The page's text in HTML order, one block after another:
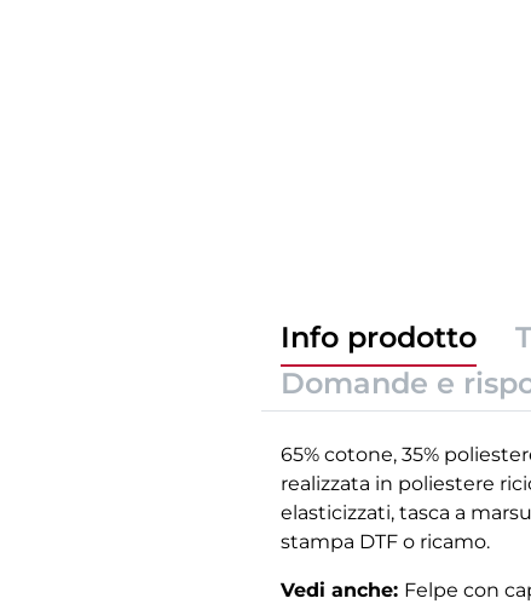
Info prodotto
Domande e
65% cotone, 35%
realizzata in poliestere
elasticizzati, tasca a
stampa DTF o ricamo.
Vedi anche: Felpe con